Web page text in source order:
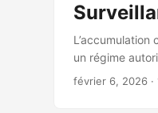
un régime
démocratie,
février 6, 2026 ·